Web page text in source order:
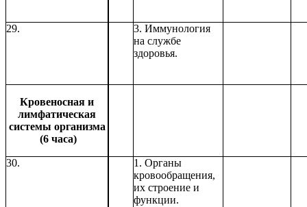
29.
3. Иммунология
на службе
здоровья.
Кровеносная и
лимфатическая
системы организма
(6 часа)
30.
1. Органы
кровообращения,
их строение и
функции.